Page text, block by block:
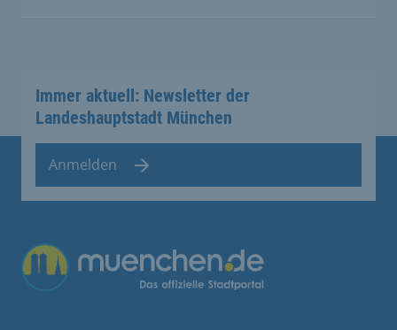
Immer aktuell: Newsletter der
Landeshauptstadt München
Anmelden
Übergreifende Links